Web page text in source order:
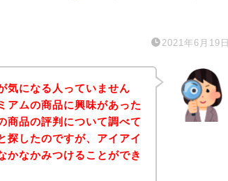
2021年6月19日
気になる人っていません
アムの商品に興味があった
商品の評判について調べて
探したのですが、アイアイ
かなかみつけることができ